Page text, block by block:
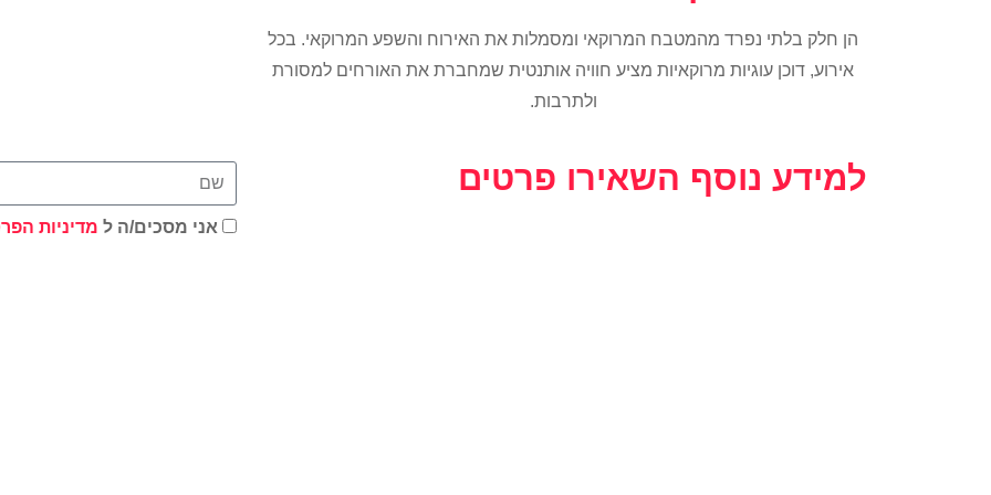
הן חלק בלתי נפרד מהמטבח המרוקאי ומסמלות את האירוח והשפע המרוקאי. בכל
אירוע, דוכן עוגיות מרוקאיות מציע חוויה אותנטית שמחברת את האורחים למסורת
ולתרבות.
למידע נוסף השאירו פרטים
אני מסכים/ה ל מדיניות